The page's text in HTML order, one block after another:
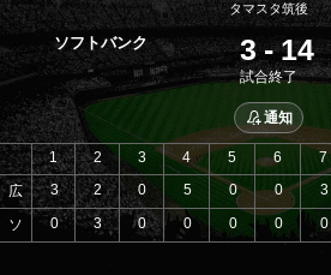
タマスタ筑後
ソフトバンク 3 - 14
試合終了
通知
広
ソ
1 2 3 4 5 6 7
3
2 0 5 0 0 3
0
3 0 0 0 0 0